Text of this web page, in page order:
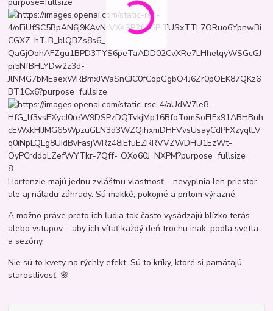
8
Hortenzie majú jednu zvláštnu vlastnosť – nevyplnia len priestor,
ale aj náladu záhrady. Sú mäkké, pokojné a pritom výrazné.
A možno práve preto ich ľudia tak často vysádzajú blízko terás
alebo vstupov – aby ich vítať každý deň trochu inak, podľa svetla
a sezóny.
Nie sú to kvety na rýchly efekt. Sú to kríky, ktoré si pamätajú
starostlivosť. 🌸